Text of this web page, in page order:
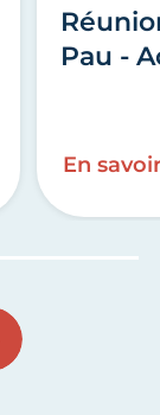
Pau -
En